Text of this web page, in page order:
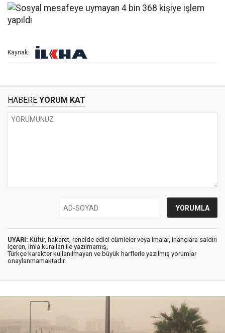
Kaynak:
HABERE YORUM KAT
UYARI: Küfür, hakaret, rencide edici cümleler veya imalar, inançlara saldırı
içeren, imla kuralları ile yazılmamış,
Türkçe karakter kullanılmayan ve büyük harflerle yazılmış yorumlar
onaylanmamaktadır.